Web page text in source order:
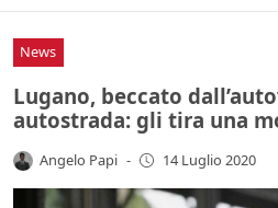
News
Lugano, beccato
autostrada: gli tira una
Angelo Papi - 14 Luglio 2020